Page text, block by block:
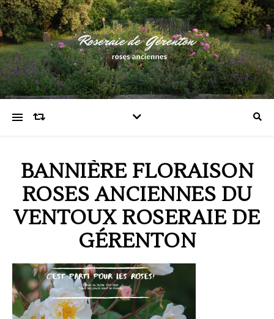
BANNIÈRE FLORAISON
ROSES ANCIENNES DU
VENTOUX ROSERAIE DE
GÉRENTON